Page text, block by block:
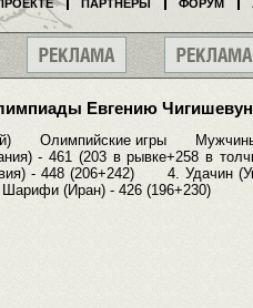
Евгению
Олимпийские игры
- 461 (203 в рывке+258
- 448 (206+242) 4. Удачин
(Иран) - 426 (196+230)
ПАРТНЕРЫ ФОРУМ